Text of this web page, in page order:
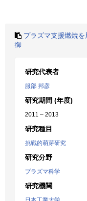
プラズマ支援燃焼
御
研究代表者
服部 邦彦
研究期間 (年度)
2011 – 2013
研究種目
挑戦的萌芽研究
研究分野
プラズマ科学
研究機関